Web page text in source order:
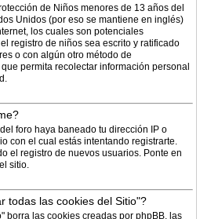
de Niños menores de 13 años del
Unidos (por eso se mantiene en inglés)
los cuales son potenciales
registro de niños sea escrito y ratificado
o con algún otro método de
permita recolectar información personal
foro haya baneado tu dirección IP o
con el cual estás intentando registrarte.
el registro de nuevos usuarios. Ponte en
sitio.
todas las cookies del Sitio"?
borra las cookies creadas por phpBB, las